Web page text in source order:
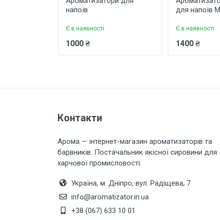
Коментар
напоїв
Є в наявності
1000 ₴
для напоїв
Є в наявності
1400 ₴
Контакти
Арома — інтернет-магазин ароматизаторів та
барвників. Постачальник якісної сировини для
харчової промисловості.
Україна, м. Дніпро, вул. Радіщева, 7
info@aromatizator.in.ua
+38 (067) 633 10 01